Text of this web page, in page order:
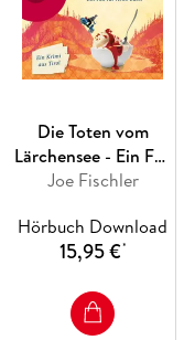
Die Toten vom
Lärchensee - Ein Fall
für Arno Bussi
Joe Fischler
Hörbuch Download
15,95 €*